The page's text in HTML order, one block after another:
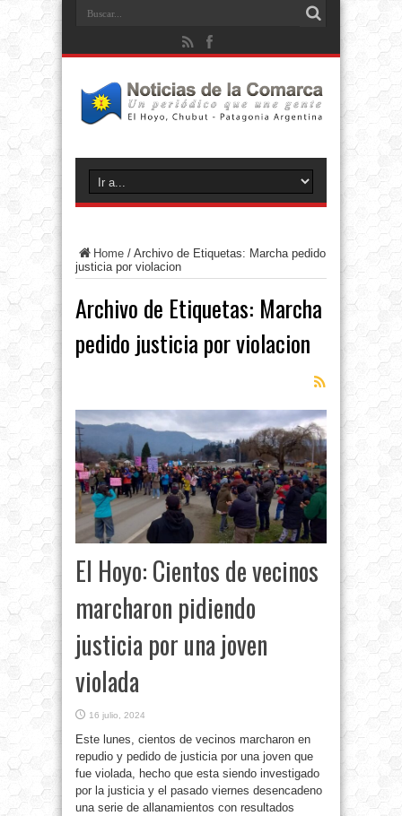
Home / Archivo de Etiquetas: Marcha pedido
justicia por violacion
Archivo de Etiquetas: Marcha
pedido justicia por violacion
El Hoyo: Cientos de vecinos
marcharon pidiendo
justicia por una joven
violada
16 julio, 2024
Este lunes, cientos de vecinos marcharon en
repudio y pedido de justicia por una joven que
fue violada, hecho que esta siendo investigado
por la justicia y el pasado viernes desencadeno
una serie de allanamientos con resultados